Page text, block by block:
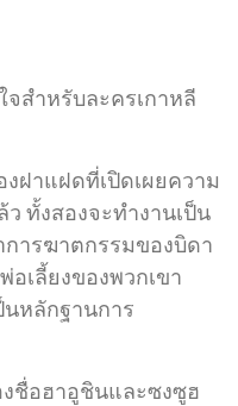
จสำหรับละครเกาหลี
งฝาแฝดที่เปิดเผยความ
ทั้งสองจะทำงานเป็น
การฆาตกรรมของบิดา
เลี้ยงของพวกเขา
นหลักฐานการ
ชื่อฮาอูชินและซงซูฮ